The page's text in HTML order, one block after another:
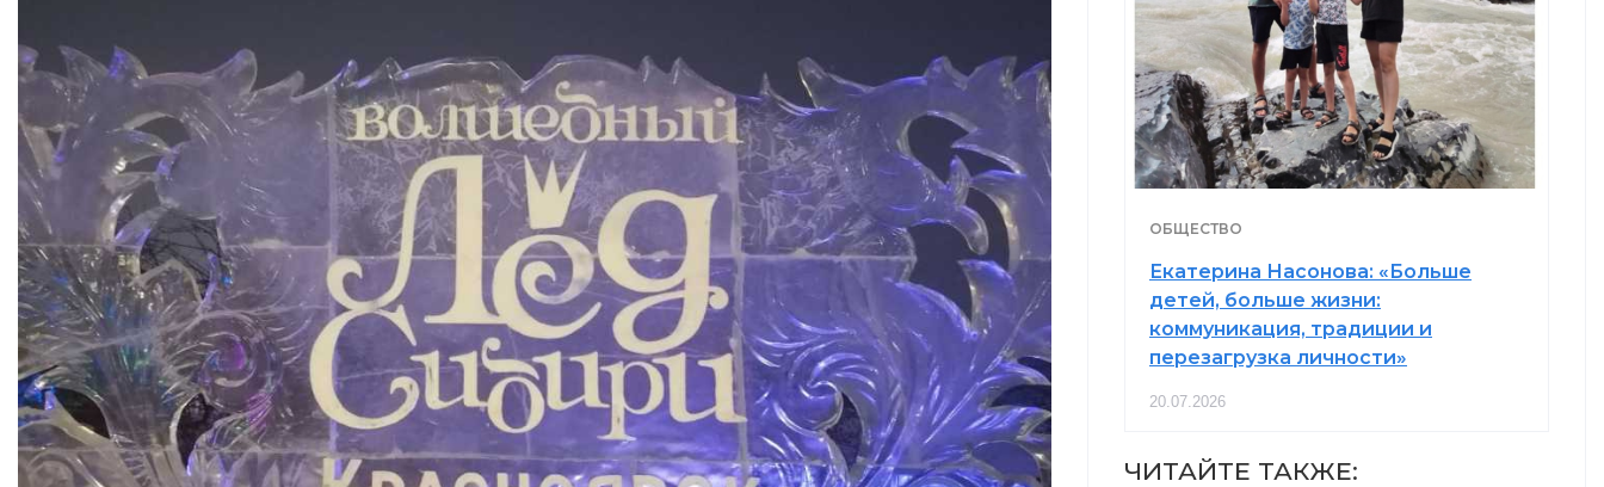
ОБЩЕСТВО
Екатерина Насонова: «Больше
детей, больше жизни:
коммуникация, традиции и
перезагрузка личности»
20.07.2026
ЧИТАЙТЕ ТАКЖЕ: